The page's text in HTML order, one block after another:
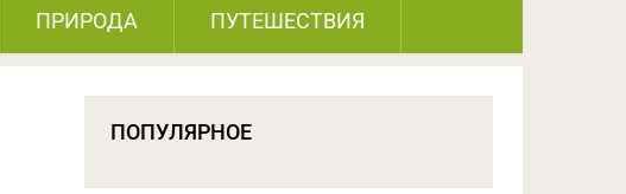
ПРИРОДА ПУТЕШЕСТВИЯ
ПОПУЛЯРНОЕ